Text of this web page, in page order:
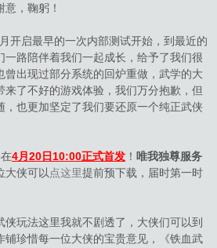
，鞠躬！
开启最早的一次内部测试开始，到最近的
一路陪伴着我们一起成长，给予了我们很
曾出现过部分系统的回炉重做，武学的大
了不好的游戏体验，我们万分抱歉，但
，也更加坚定了我们要还原一个纯正武侠
4月20日10:00正式首发 ！ 唯我独尊服务
大侠可以 点这里提前预下载，届时第一时
侠玩法这里我就不剧透了，大侠们可以到
铺珍惜每一位大侠的宝贵意见，《铁血武